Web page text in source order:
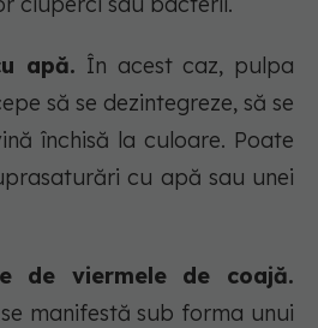
apă. În acest caz, pulpa
să se dezintegreze, să se
închisă la culoare. Poate
cu apă sau unei
de viermele de coajă.
manifestă sub forma unui